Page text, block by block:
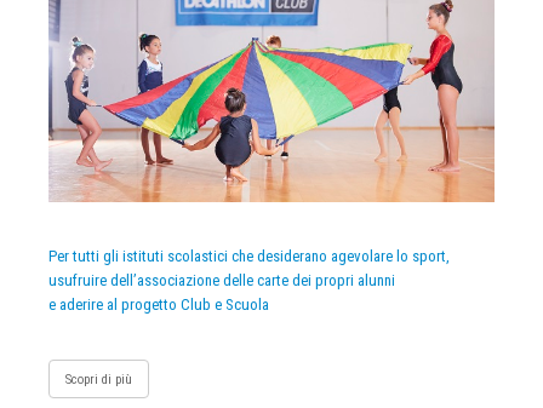
Per tutti gli istituti scolastici che desiderano agevolare lo sport,
usufruire dell’associazione delle carte dei propri alunni
e aderire al progetto Club e Scuola
Scopri di più